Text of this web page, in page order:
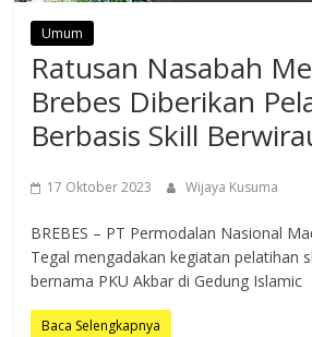
Umum
Ratusan Nasabah
Brebes Diberikan
Berbasis Skill
17 Oktober 2023 Wijaya Kusuma
BREBES – PT Permodalan Nasional
Tegal mengadakan kegiatan pelatihan
bernama PKU Akbar di Gedung Islamic
Baca Selengkapnya